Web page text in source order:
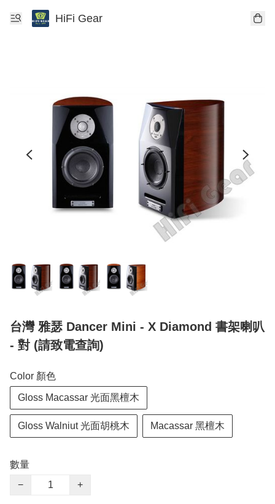
HiFi Gear
台灣 雅瑟 Dancer Mini - X Diamond 書架喇叭
- 對 (請致電查詢)
Color 顏色
Gloss Macassar 光面黑檀木
Gloss Walniut 光面胡桃木 Macassar 黑檀木
數量
−
+